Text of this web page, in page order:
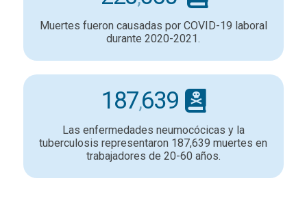
Muertes fueron causadas por COVID-19 laboral
durante 2020-2021.
187,639
Las enfermedades neumocócicas y la
tuberculosis representaron 187,639 muertes en
trabajadores de 20-60 años.